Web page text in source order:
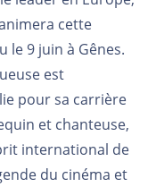
cette
le 9 juin à Gênes.
est
pour sa carrière
et chanteuse,
international de
du cinéma et